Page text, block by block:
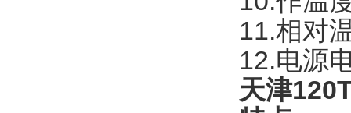
11.相对
12.电源
天津